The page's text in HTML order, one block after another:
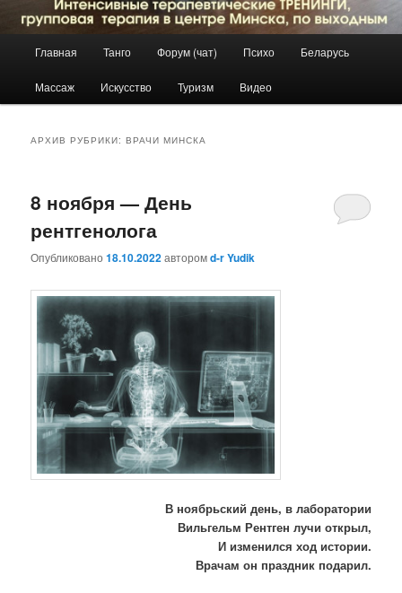
Перейти
к
Перейти
к
Главная Танго Форум (чат) Психо Беларусь
Массаж Искусство Туризм Видео
АРХИВ РУБРИКИ:ВРАЧИ МИНСКА
8 ноября — День
рентгенолога
Опубликовано18.10.2022авторомd-r Yudik
В ноябрьский день, в лаборатории
Вильгельм Рентген лучи открыл,
И изменился ход истории.
Врачам он праздник подарил.